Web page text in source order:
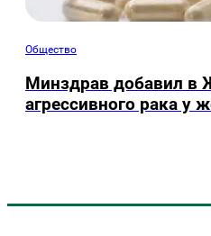
Общество
Минздрав добавил в
агрессивного рака у